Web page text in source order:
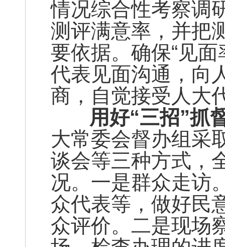
情况综合性考察调
测评满意率，并把
要依据。确保“见
代表见面沟通，向
商，自觉接受人大
用好“三招”抓
大常委会督办组采
谈会等三种方式，
况。一是群众走访
众代表等，做好民
众评价。二是现场